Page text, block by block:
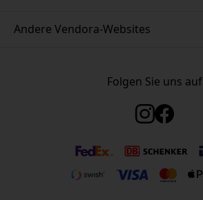
Andere Vendora-Websites
www.plaud.se
Folgen Sie uns auf